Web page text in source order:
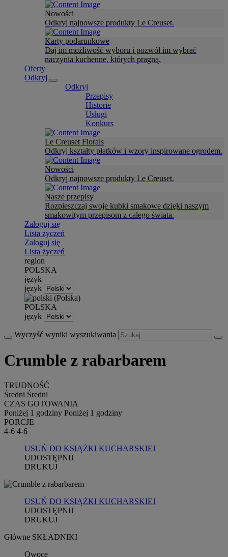
Nowości
Odkryj najnowsze produkty Le Creuset.
Karty podarunkowe
Daj im możliwość wyboru i pozwól im wybrać
naczynia kuchenne, których pragną.
Oferty
Odkryj
Odkryj
Przepisy
Historie
Usługi
Konkurs
Le Creuset Florals
Odkryj kształty płatków i wzory inspirowane ogrodem.
Nowości
Odkryj najnowsze produkty Le Creuset.
Nasze przepisy
Rozpieszczaj swoje kubki smakowe dzięki naszym
smakowitym przepisom z całego świata.
Zaloguj się
Lista życzeń
Zaloguj się
Lista życzeń
region
POLSKA
język
język
POLSKA
język
Wyczyść wyniki wyszukiwania
Crumble z rabarbarem
TRUDNOŚĆ
Średni Średni
CZAS GOTOWANIA
Poniżej 1 godziny Poniżej 1 godziny
PORCJE
4-6 4-6
USUŃ DO KSIĄŻKI KUCHARSKIEJ
UDOSTĘPNIJ
DRUKUJ
USUŃ DO KSIĄŻKI KUCHARSKIEJ
UDOSTĘPNIJ
DRUKUJ
Główne SKŁADNIKI
Owoce